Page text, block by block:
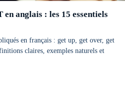
anglais : les 15 essentiels
en français : get up, get over, get
claires, exemples naturels et